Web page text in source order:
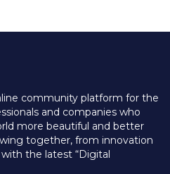
community platform for the
and companies who
more beautiful and better
together, from innovation
the latest “Digital